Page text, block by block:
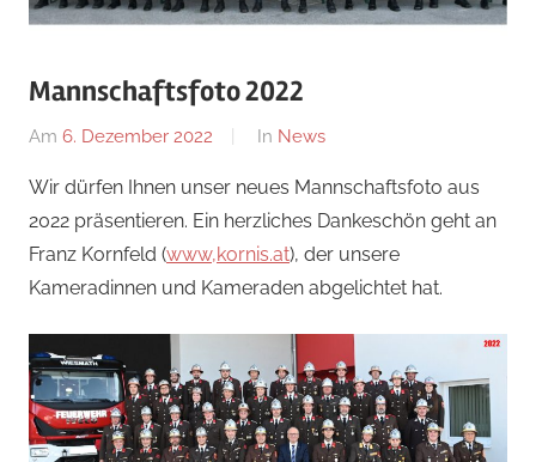
Mannschaftsfoto 2022
Am 6. Dezember 2022
Von
Nossal
In News
Wir dürfen Ihnen unser neues Mannschaftsfoto aus
2022 präsentieren. Ein herzliches Dankeschön geht an
Franz Kornfeld (www,kornis.at), der unsere
Kameradinnen und Kameraden abgelichtet hat.